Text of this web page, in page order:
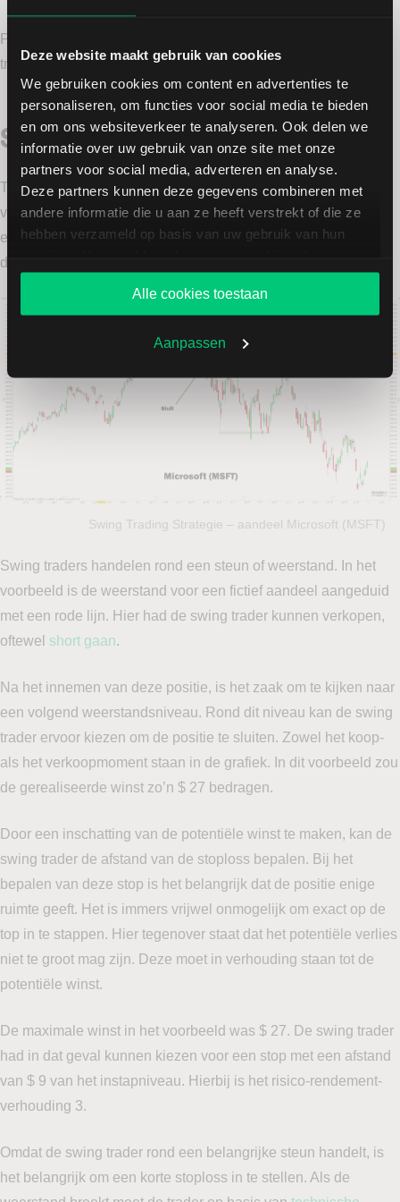
Deze website maakt gebruik van cookies
We gebruiken cookies om content en advertenties te
personaliseren, om functies voor social media te bieden
en om ons websiteverkeer te analyseren. Ook delen we
informatie over uw gebruik van onze site met onze
partners voor social media, adverteren en analyse.
Deze partners kunnen deze gegevens combineren met
andere informatie die u aan ze heeft verstrekt of die ze
hebben verzameld op basis van uw gebruik van hun
website blijft gebruiken.
Alle cookies toestaan
Aanpassen
Posities worden ingenomen als er signalen zijn dat de huidige
trend zijn einde nadert en een omkeer op komst is.
Swing trading in de praktijk
Tot slot laten we in onderstaande grafiek een voorbeeld zien
van swing trading. De groene steunlijn is gebaseerd op een
eerder neergezette bodem. De rode lijn is gebaseerd op de
driedubbele top.
Swing Trading Strategie – aandeel Microsoft (MSFT)
Swing traders handelen rond een steun of weerstand. In het
voorbeeld is de weerstand voor een fictief aandeel aangeduid
met een rode lijn. Hier had de swing trader kunnen verkopen,
oftewel short gaan.
Na het innemen van deze positie, is het zaak om te kijken naar
een volgend weerstandsniveau. Rond dit niveau kan de swing
trader ervoor kiezen om de positie te sluiten. Zowel het koop-
als het verkoopmoment staan in de grafiek. In dit voorbeeld zou
de gerealiseerde winst zo’n $ 27 bedragen.
Door een inschatting van de potentiële winst te maken, kan de
swing trader de afstand van de stoploss bepalen. Bij het
bepalen van deze stop is het belangrijk dat de positie enige
ruimte geeft. Het is immers vrijwel onmogelijk om exact op de
top in te stappen. Hier tegenover staat dat het potentiële verlies
niet te groot mag zijn. Deze moet in verhouding staan tot de
potentiële winst.
De maximale winst in het voorbeeld was $ 27. De swing trader
had in dat geval kunnen kiezen voor een stop met een afstand
van $ 9 van het instapniveau. Hierbij is het risico-rendement-
verhouding 3.
Omdat de swing trader rond een belangrijke steun handelt, is
het belangrijk om een korte stoploss in te stellen. Als de